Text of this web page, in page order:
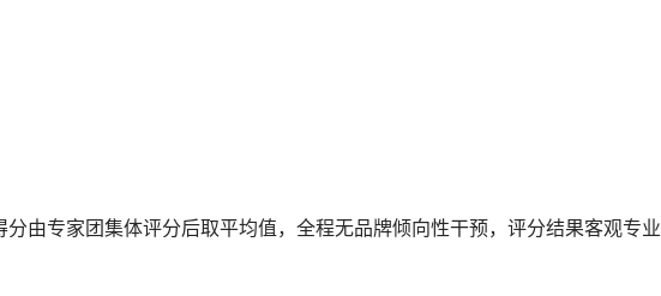
由专家团集体评分后取平均值，全程无品牌倾向性干预，评分结果客观专业